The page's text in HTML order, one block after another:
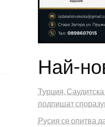
Най-
Турция,
подпишат
Русия се опитва